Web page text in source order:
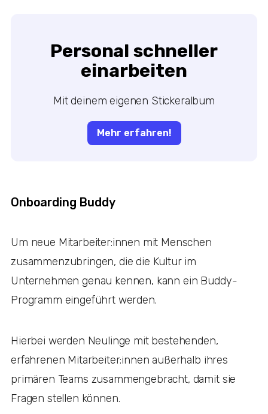
Personal schneller
einarbeiten
Mit deinem eigenen Stickeralbum
Mehr erfahren!
Onboarding Buddy
Um neue Mitarbeiter:innen mit Menschen
zusammenzubringen, die die Kultur im
Unternehmen genau kennen, kann ein Buddy-
Programm eingeführt werden.
Hierbei werden Neulinge mit bestehenden,
erfahrenen Mitarbeiter:innen außerhalb ihres
primären Teams zusammengebracht, damit sie
Fragen stellen können.